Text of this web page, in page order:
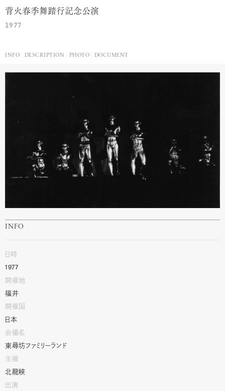
背火春季舞踏行記念公演
1977
INFO DESCRIPTION PHOTO DOCUMENT
INFO
日時
1977
開催地
福井
開催国
日本
会場名
東尋坊ファミリーランド
主催
北龍峡
出演